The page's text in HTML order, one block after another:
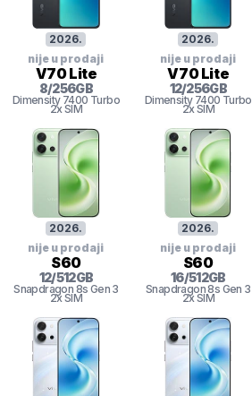
2026.
nije u prodaji
V70 Lite
8/256GB
Dimensity 7400 Turbo
2x SIM
2026.
nije u prodaji
V70 Lite
12/256GB
Dimensity 7400 Turbo
2x SIM
2026.
nije u prodaji
S60
12/512GB
Snapdragon 8s Gen 3
2x SIM
2026.
nije u prodaji
S60
16/512GB
Snapdragon 8s Gen 3
2x SIM